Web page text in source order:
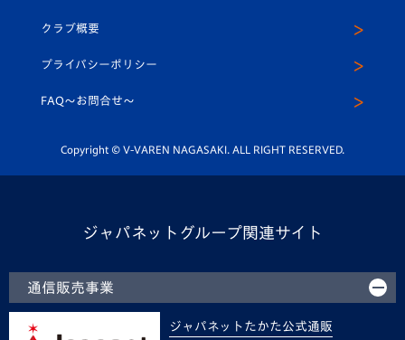
平和祈念活動
ホームタウン活動
スクール
ヴィヴィくんインスタグラム
公式LINE＠
クラブ概要
プライバシーポリシー
FAQ〜お問合せ〜
Copyright © V-VAREN NAGASAKI. ALL RIGHT RESERVED.
ジャパネットグループ関連サイト
通信販売事業
ジャパネットたかた公式通販